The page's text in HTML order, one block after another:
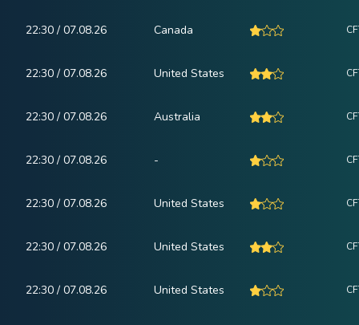
22:30 / 07.08.26 Canada
22:30 / 07.08.26 United States
22:30 / 07.08.26 Australia
22:30 / 07.08.26 -
22:30 / 07.08.26 United States
22:30 / 07.08.26 United States
22:30 / 07.08.26 United States